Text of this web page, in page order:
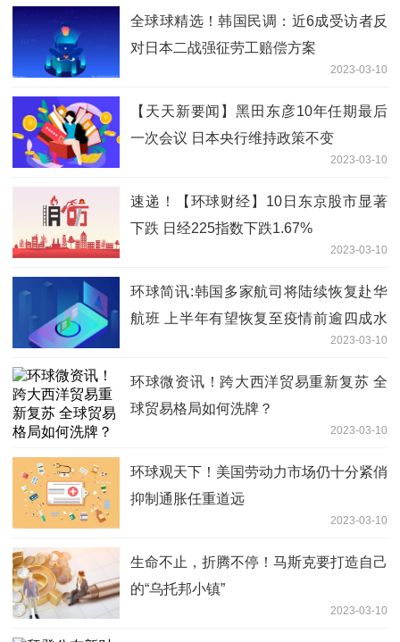
全球球精选！韩国民调：近6成受访者反
对日本二战强征劳工赔偿方案
2023-03-10
【天天新要闻】黑田东彦10年任期最后
一次会议 日本央行维持政策不变
2023-03-10
速递！【环球财经】10日东京股市显著
下跌 日经225指数下跌1.67%
2023-03-10
环球简讯:韩国多家航司将陆续恢复赴华
航班 上半年有望恢复至疫情前逾四成水
2023-03-10
环球微资讯！跨大西洋贸易重新复苏 全
球贸易格局如何洗牌？
2023-03-10
环球观天下！美国劳动力市场仍十分紧俏
抑制通胀任重道远
2023-03-10
生命不止，折腾不停！马斯克要打造自己
的“乌托邦小镇”
2023-03-10